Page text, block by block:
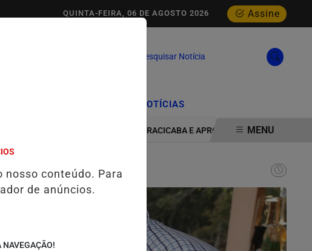
Assine
QUINTA-FEIRA, 06 DE AGOSTO 2026
Pesquisar Notícia
NOTÍCIAS
AMPLIA PRESENÇA EM PIRACICABA E APROXIMA ESTUDANTES DAS
MENU
conteúdo. Para
de anúncios.
NAVEGAÇÃO!